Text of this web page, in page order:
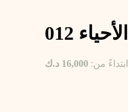
الأحياء 012
ابتداءً من: 16,000 د.ك